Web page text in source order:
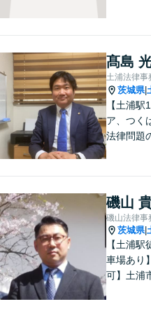
相談は早
す。皆様
を整えて
軽にご相
髙島
土浦法律事
茨城県|
【土浦
ア、つく
法律問題
ら、お気
い。
磯山
磯山法律事
茨城県|
【土浦
車場あり
可】土浦